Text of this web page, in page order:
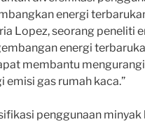
energi
Lopez, seorang peneliti
energi
membantu
emisi gas rumah kaca.”
penggunaan